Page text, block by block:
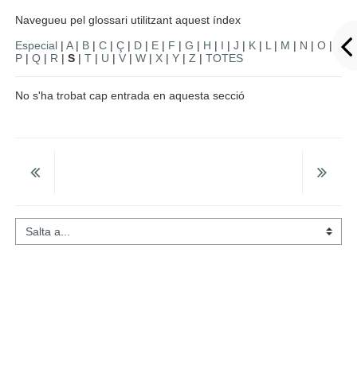
Navegueu pel glossari utilitzant aquest índex
Especial |A| B |C |Ç | D | E | F |G | H | I |J | K | L | M | N |O |
P |Q | R |S |T | U |V |W | X |Y |Z |TOTES
No s'ha trobat cap entrada en aquesta secció
Salta a...